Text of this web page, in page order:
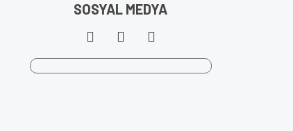
SOSYAL MEDYA